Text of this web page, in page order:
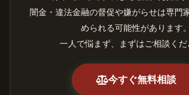
闇金・違法金融の督促や嫌がらせは専門
められる可能性があります。
一人で悩まず、まずはご相談くだ
今すぐ無料相談